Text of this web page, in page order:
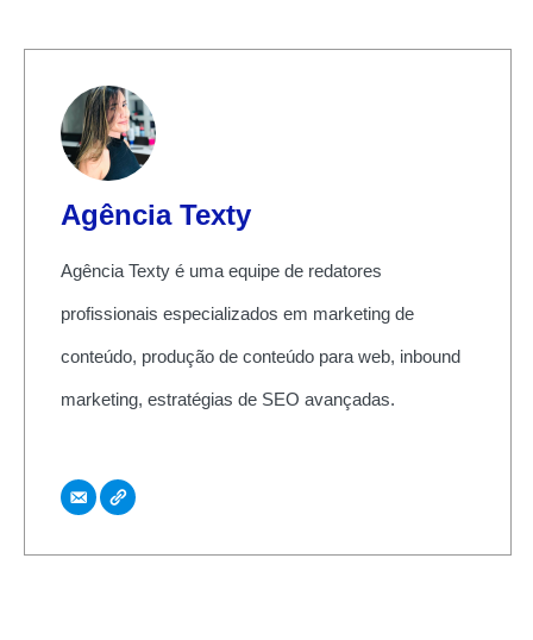
Agência Texty
Agência Texty é uma equipe de redatores
profissionais especializados em marketing de
conteúdo, produção de conteúdo para web, inbound
marketing, estratégias de SEO avançadas.